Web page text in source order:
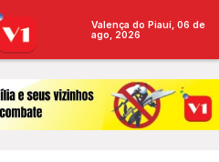
Valença do Piauí, 06 de
ago, 2026